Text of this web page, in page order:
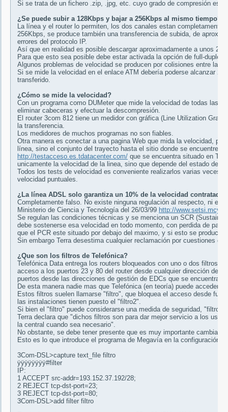
Si se trata de un fichero .zip, .jpg, etc. cuyo grado de compresión es
¿Se puede subir a 128Kbps y bajar a 256Kbps al mismo tiempo?
La línea y el router lo permiten, los dos canales estan
256Kbps, se produce también una transferencia de subida, de
errores del protocolo IP.
Así que en realidad es posible descargar aproximadamente a unos
Para que esto sea posible debe estar activada la opción de full-
Algunos problemas de velocidad se producen por colisiones entre la
Si se mide la velocidad en el enlace ATM debería poderse alcanzar
transferido.
¿Cómo se mide la velocidad?
Con un programa como DUMeter que mide la velocidad de todas las
eliminar cabeceras y efectuar la descompresión.
El router 3com 812 tiene un medidor con gráfica (Line Utilization
la transferencia.
Los medidores de muchos programas no son fiables.
Otra manera es conectar a una pagina Web que mida la velocidad,
línea, sino el conjunto del trayecto hasta el sitio donde se encuentre
http://testacceso.es.tdatacenter.com/ que se encuentra situado en
unicamente la velocidad de la linea, sino que depende del estado de
Todos los tests de velocidad es conveniente realizarlos varias veces,
velocidad puntuales.
¿La línea ADSL solo garantiza un 10% de la velocidad contratada?
Completamente falso. No existe ninguna regulación al respecto, ni en
Ministerio de Ciencia y Tecnología del 26/03/99 http://
Se regulan las condiciones técnicas y se menciona un SCR
debe sostenerse esa velocidad en todo momento, con perdida de
que el PCR este situado por debajo del maximo, y si esto se produce
Sin embargo Terra desestima cualquier reclamación por cuestiones
¿Que son los filtros de Telefónica?
Telefónica Data entrega los routers bloqueados con uno o dos filtros
acceso a los puertos 23 y 80 del router desde cualquier dirección de
puertos desde las direcciones de gestión de EDCs que se encuentran
De esta manera nadie mas que Telefónica (en teoría) puede acceder
Estos filtros suelen llamarse "filtro", que bloquea el acceso desde
las instalaciones tienen puesto el "filtro2".
Si bien el "filtro" puede considerarse una medida de seguridad,
Terra declara que "dichos filtros son para dar mejor servicio a los
la central cuando sea necesario".
No obstante, se debe tener presente que es muy importante cambiar
Esto es lo que introduce el programa de Megavía en la configuración
3Com-DSL>capture text_file filtro
ÿÿÿÿÿÿÿÿ#filter
IP:
1 ACCEPT src-addr=193.152.37.192/28;
2 REJECT tcp-dst-port=23;
3 REJECT tcp-dst-port=80;
3Com-DSL>add filter filtro